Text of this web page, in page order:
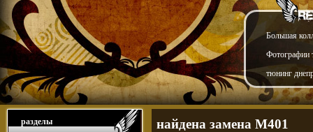
Большая
Фотографии
тюнинг
разделы найдена замена М401